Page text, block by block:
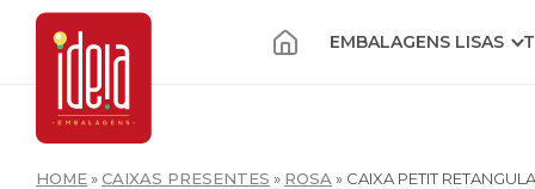
EMBALAGENS LISAS
HOME»CAIXAS PRESENTES » ROSA » CAIXA PETIT